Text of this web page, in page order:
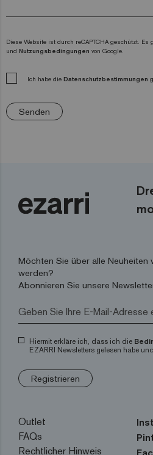
Diese Website ist durch reCAPTCHA geschützt. Es
und Nutzungsbedingungen von Google.
Ich habe die Datenschutzbestimmungen
Senden
Möchten Sie über alle Neuheiten
werden?
Abonnieren Sie unsere
Hiermit erkläre ich, dass ich die
EZARRI Newsletters gelesen habe
Registrieren
Outlet
FAQs
Rechtlicher Hinweis